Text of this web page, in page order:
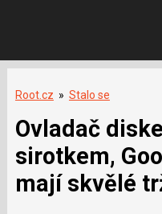
Root.cz » Stalo se
Ovladač
sirotkem,
mají skvělé